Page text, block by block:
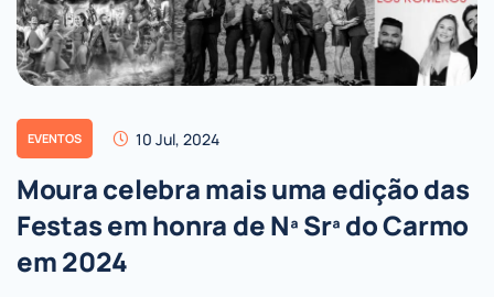
EVENTOS 10 Jul, 2024
Moura celebra mais uma edição das
Festas em honra de Nª Srª do Carmo
em 2024